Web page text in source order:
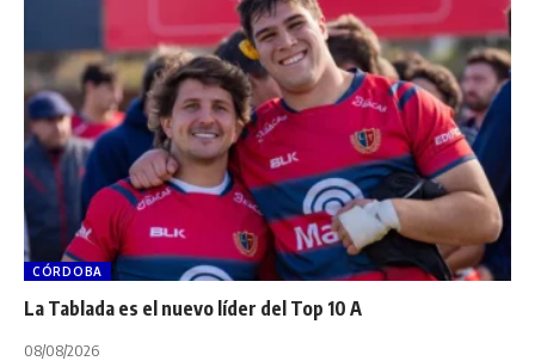
CÓRDOBA
La Tablada es el nuevo líder del Top 10 A
08/08/2026